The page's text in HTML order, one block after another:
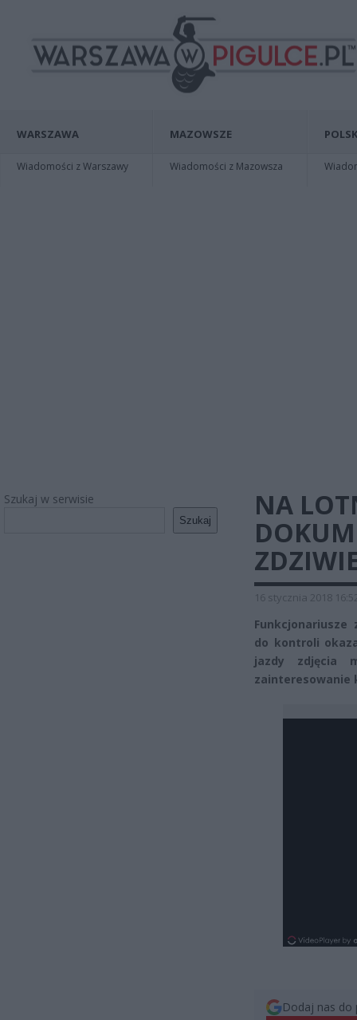
WARSZAWA
Wiadomości z Warszawy
MAZOWSZE
Wiadomości z Mazowsza
Szukaj w serwisie
Szukaj
NA
16 stycznia 2018
do kontroli
jazdy zdjęcia
zainteresowanie
Dodaj nas do